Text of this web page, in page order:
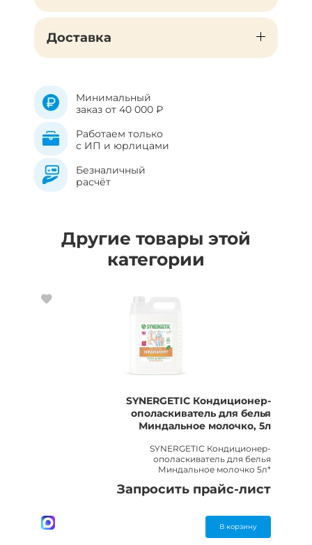
Доставка
Минимальный
заказ от 40 000 ₽
Работаем только
с ИП и юрлицами
Безналичный
расчёт
Другие товары этой
категории
SYNERGETIC Кондиционер-
ополаскиватель для белья
Миндальное молочко, 5л
SYNERGETIC Кондиционер-
ополаскиватель для белья
Миндальное молочко 5л*
Запросить прайс-лист
В корзину